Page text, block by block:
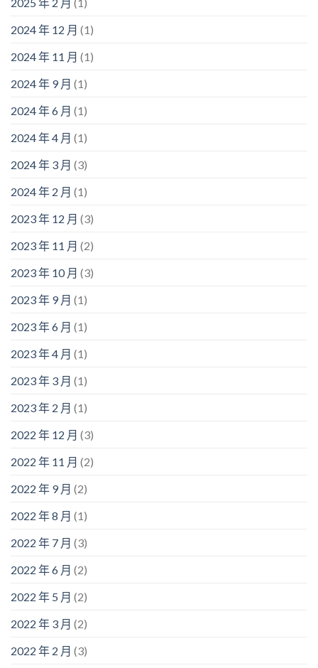
2024 年 12 月 (1)
2024 年 11 月 (1)
2024 年 9 月 (1)
2024 年 6 月 (1)
2024 年 4 月 (1)
2024 年 3 月 (3)
2024 年 2 月 (1)
2023 年 12 月 (3)
2023 年 11 月 (2)
2023 年 10 月 (3)
2023 年 9 月 (1)
2023 年 6 月 (1)
2023 年 4 月 (1)
2023 年 3 月 (1)
2023 年 2 月 (1)
2022 年 12 月 (3)
2022 年 11 月 (2)
2022 年 9 月 (2)
2022 年 8 月 (1)
2022 年 7 月 (3)
2022 年 6 月 (2)
2022 年 5 月 (2)
2022 年 3 月 (2)
2022 年 2 月 (3)